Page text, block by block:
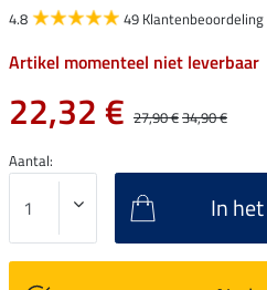
4.8 49 Klantenbeoordeling
Artikel momenteel niet leverbaar
22,32 € 27,90 €34,90 €
Aantal:
In